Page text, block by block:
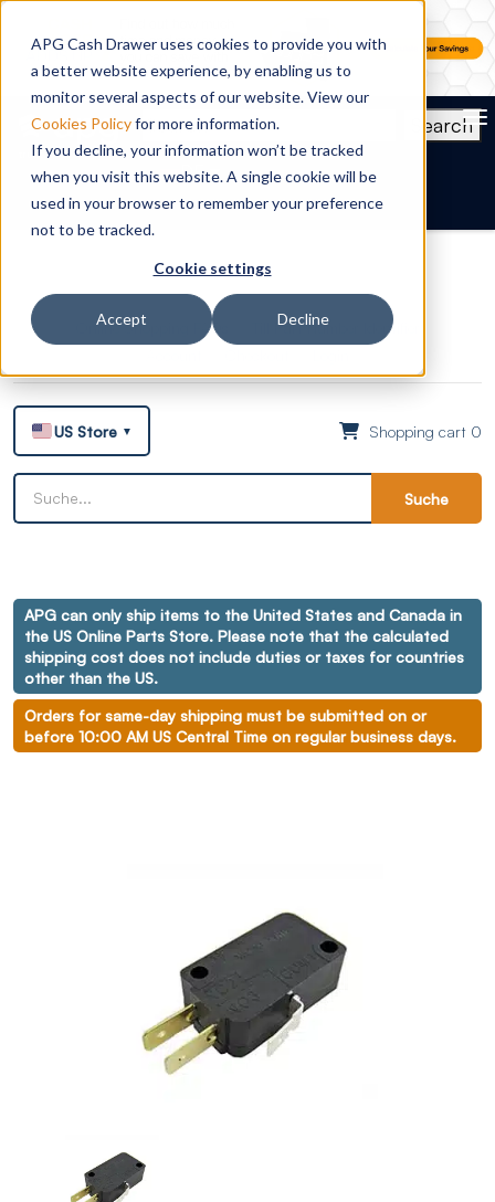
APG Cash Drawer uses cookies to provide you with
a better website experience, by enabling us to
monitor several aspects of our website. View our
Cookies Policyfor more information.
If you decline, your information won’t be tracked
when you visit this website. A single cookie will be
used in your browser to remember your preference
not to be tracked.
Cookie settings
Accept Decline
Search
DE
Online Shopping FAQs
Till Part Number Identifier
Suche
US Store ▼ Shopping cart 0
APG can only ship items to the United States and Canada in
the US Online Parts Store. Please note that the calculated
shipping cost does not include duties or taxes for countries
other than the US.
Orders for same-day shipping must be submitted on or
before 10:00 AM US Central Time on regular business days.